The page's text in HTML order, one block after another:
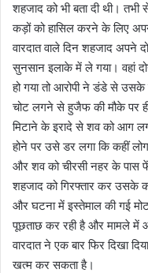
शहजाद को भी बता दी थी।
कड़ों को हासिल करने के लिए
वारदात वाले दिन शहजाद अपने
सुनसान इलाके में ले गया। वहां
हो गया तो आरोपी ने डंडे से उसके
चोट लगने से हुजैफ की मौके पर
मिटाने के इरादे से शव को आग
होने पर उसे डर लगा कि कहीं
और शव को चीरसी नहर के पास
शहजाद को गिरफ्तार कर उसके
और घटना में इस्तेमाल की गई
पूछताछ कर रही है और मामले में
वारदात ने एक बार फिर दिखा
खत्म कर सकता है।